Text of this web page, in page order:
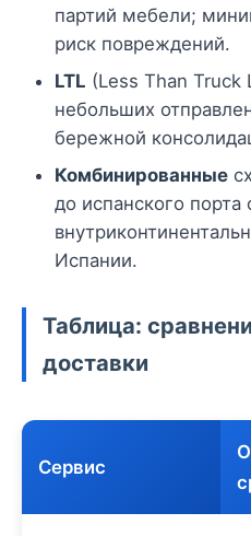
партий мебели;
риск повреждений.
LTL (Less Than
небольших
бережной
Комбинированные
до испанского
Испании.
Таблица:
доставки
Сервис